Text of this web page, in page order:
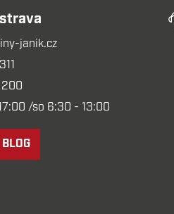
janik.cz
/so 6:30 - 13:00
BLOG